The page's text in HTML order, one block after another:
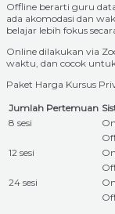
Offline berarti guru
ada akomodasi dan
belajar lebih fokus
Online dilakukan via
waktu, dan cocok
Paket Harga Kursus
Jumlah Pertemuan
8 sesi
12 sesi
24 sesi